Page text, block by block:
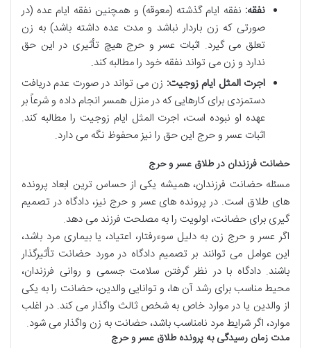
نفقه: نفقه ایام گذشته (معوقه) و همچنین نفقه ایام عده (در
صورتی که زن باردار نباشد و مدت عده داشته باشد) به زن
تعلق می گیرد. اثبات عسر و حرج هیچ تأثیری در این حق
ندارد و زن می تواند نفقه خود را مطالبه کند.
اجرت المثل ایام زوجیت: زن می تواند در صورت عدم دریافت
دستمزدی برای کارهایی که در منزل همسر انجام داده و شرعاً بر
عهده او نبوده است، اجرت المثل ایام زوجیت را مطالبه کند.
اثبات عسر و حرج این حق را نیز محفوظ نگه می دارد.
حضانت فرزندان در طلاق عسر و حرج
مسئله حضانت فرزندان، همیشه یکی از حساس ترین ابعاد پرونده
های طلاق است. در پرونده های عسر و حرج نیز، دادگاه در تصمیم
گیری برای حضانت، اولویت را به مصلحت فرزند می دهد.
اگر عسر و حرج زن به دلیل سوءرفتار، اعتیاد، یا بیماری مرد باشد،
این عوامل می توانند بر تصمیم دادگاه در مورد حضانت تأثیرگذار
باشند. دادگاه با در نظر گرفتن سلامت جسمی و روانی فرزندان،
محیط مناسب برای رشد آن ها، و توانایی والدین، حضانت را به یکی
از والدین یا در موارد خاص به شخص ثالث واگذار می کند. در اغلب
موارد، اگر شرایط مرد نامناسب باشد، حضانت به زن واگذار می شود.
مدت زمان رسیدگی به پرونده طلاق عسر و حرج